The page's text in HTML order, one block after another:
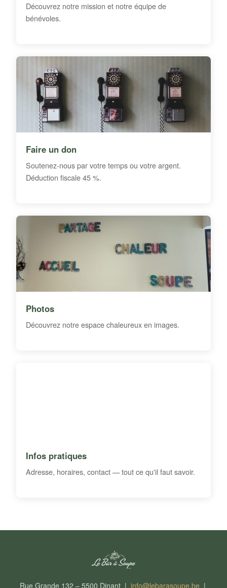
Découvrez notre mission et notre équipe de
bénévoles.
Faire un don
Soutenez-nous par votre temps ou votre argent.
Déduction fiscale 45 %.
Photos
Découvrez notre espace chaleureux en images.
Infos pratiques
Adresse, horaires, contact — tout ce qu'il faut savoir.
Rue Grande 132 – 5500 Dinant | info@lebarasoupe.be|